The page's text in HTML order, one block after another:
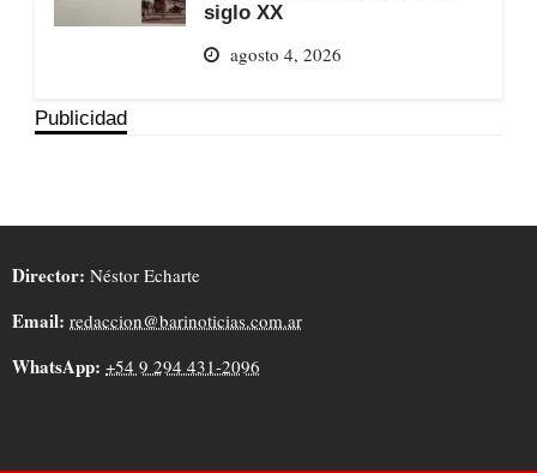
siglo XX
agosto 4, 2026
Publicidad
Director: Néstor Echarte
Email: redaccion@barinoticias.com.ar
WhatsApp: +54 9 294 431-2096